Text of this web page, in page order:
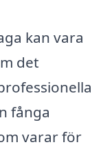
kan vara
det
fånga
varar för